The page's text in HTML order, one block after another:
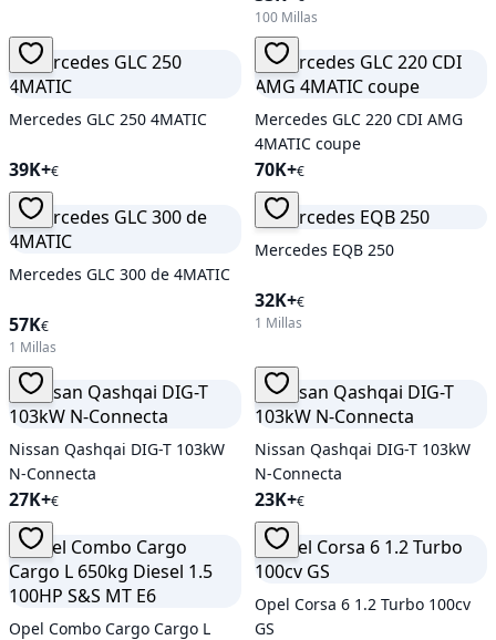
100 Millas
Mercedes GLC 250 4MATIC
39K+€
Mercedes GLC 220 CDI AMG
4MATIC coupe
70K+€
Mercedes GLC 300 de 4MATIC
57K€
1 Millas
Mercedes EQB 250
32K+€
1 Millas
Nissan Qashqai DIG-T 103kW
N-Connecta
27K+€
Nissan Qashqai DIG-T 103kW
N-Connecta
23K+€
Opel Combo Cargo Cargo L
Opel Corsa 6 1.2 Turbo 100cv
GS